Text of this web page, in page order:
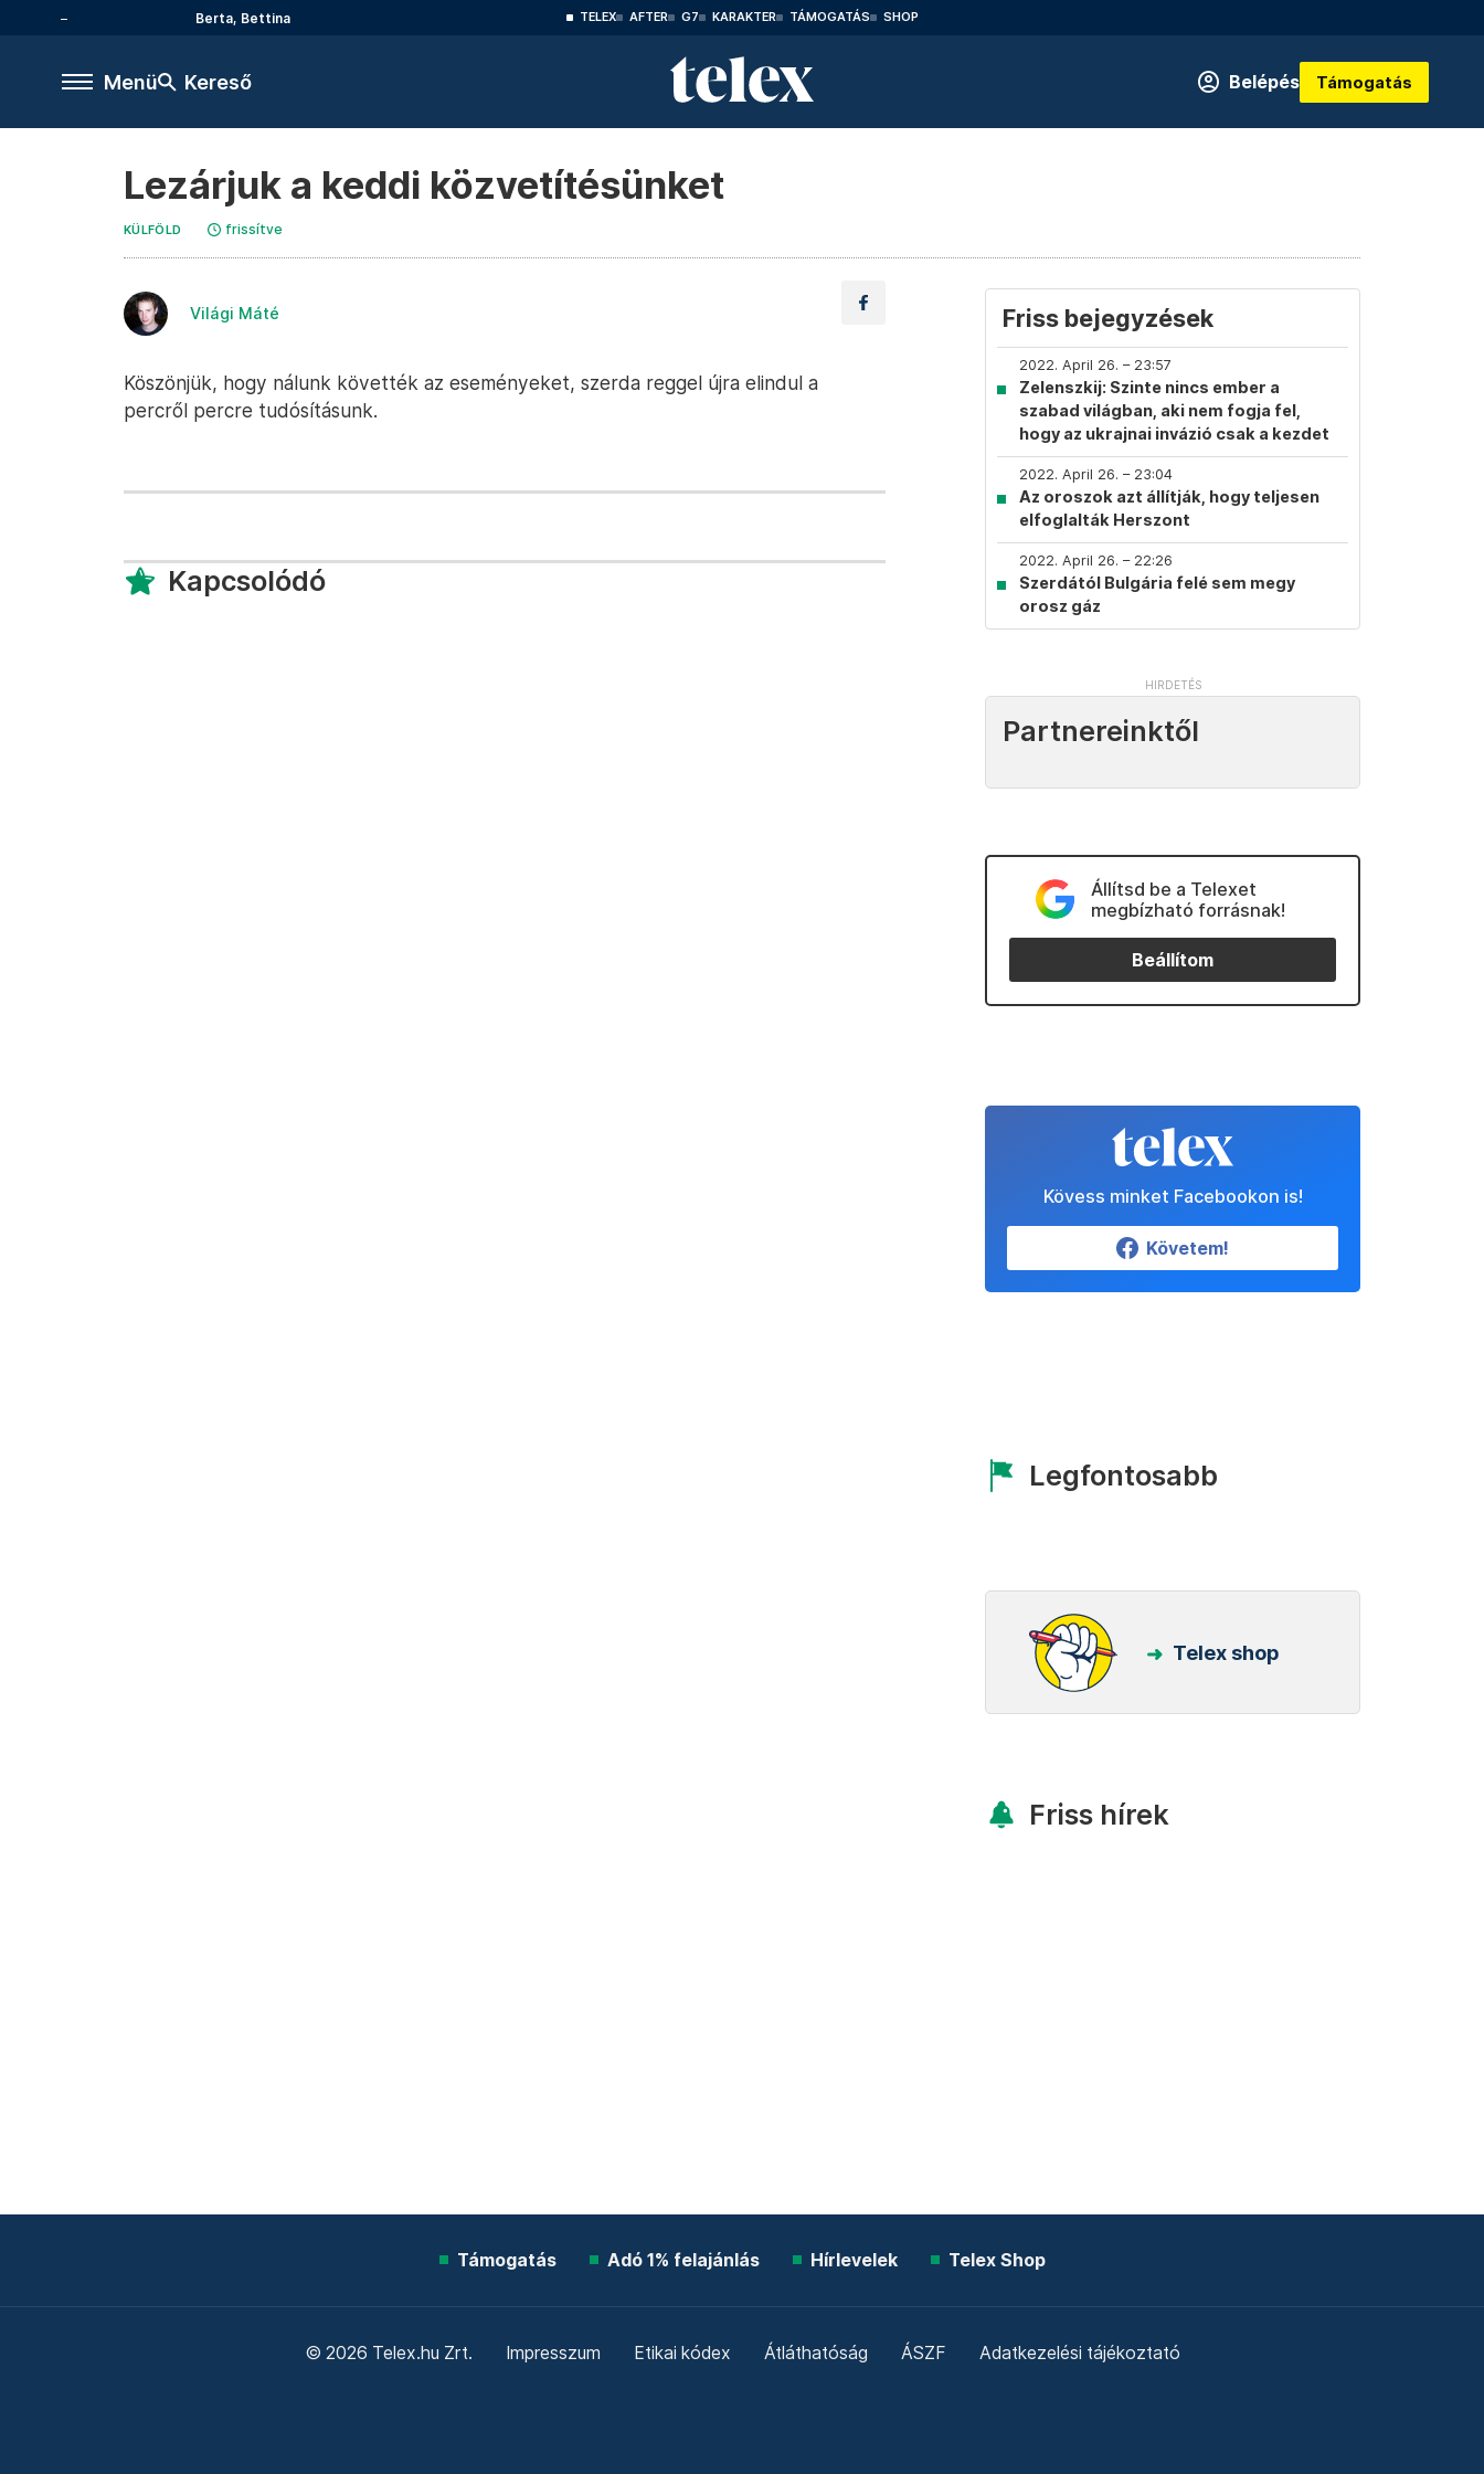
Berta, Bettina TELEX AFTER G7 KARAKTER TÁMOGATÁS SHOP
Menü Kereső Belépés Támogatás
Lezárjuk a keddi közvetítésünket
KÜLFÖLD frissítve
Világi Máté
Köszönjük, hogy nálunk követték az eseményeket, szerda reggel újra elindul a
percről percre tudósításunk.
Kapcsolódó
Friss bejegyzések
2022. April 26. – 23:57
Zelenszkij: Szinte nincs ember a
szabad világban, aki nem fogja fel,
hogy az ukrajnai invázió csak a kezdet
2022. April 26. – 23:04
Az oroszok azt állítják, hogy teljesen
elfoglalták Herszont
2022. April 26. – 22:26
Szerdától Bulgária felé sem megy
orosz gáz
Partnereinktől
Állítsd be a Telexet
megbízható forrásnak!
Beállítom
Kövess minket Facebookon is!
Követem!
Legfontosabb
Telex shop
Friss hírek
Támogatás Adó 1% felajánlás Hírlevelek Telex Shop
© 2026 Telex.hu Zrt. Impresszum Etikai kódex Átláthatóság ÁSZF Adatkezelési tájékoztató